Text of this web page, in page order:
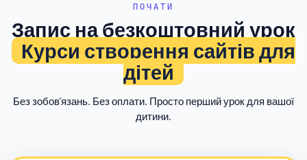
ПОЧАТИ
Запис на безкоштовний урок
Курси створення сайтів для
дітей
Без зобовʼязань. Без оплати. Просто перший урок для вашої
дитини.